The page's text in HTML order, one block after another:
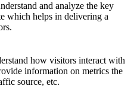
and analyze the key
which helps in delivering a
how visitors interact with
information on metrics the
source, etc.